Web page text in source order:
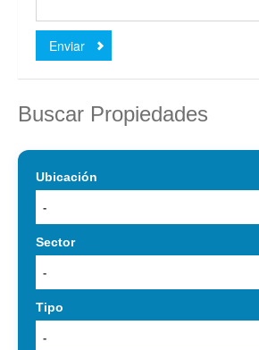
Enviar
Buscar Propiedades
Ubicación
-
Sector
-
Tipo
-